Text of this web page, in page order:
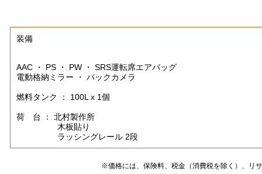
装備
AAC ・ PS ・ PW ・ SRS運転席エアバッグ
電動格納ミラー ・ バックカメラ
燃料タンク ： 100L x 1個
荷 台 ： 北村製作所
木板貼り
ラッシングレール 2段
※価格には、保険料、税金（消費税を除く）、リ